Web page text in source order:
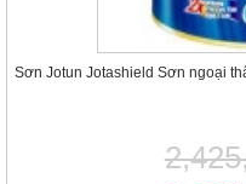
Sơn Jotun Jotashield Sơn ngoại